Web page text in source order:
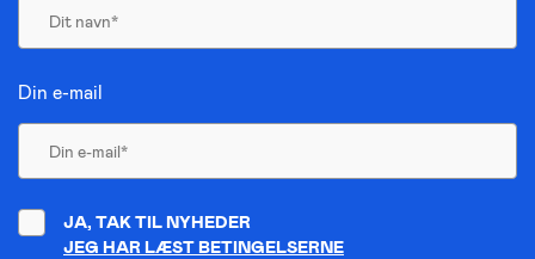
Din e-mail
JA, TAK TIL NYHEDER
JEG HAR LÆST BETINGELSERNE